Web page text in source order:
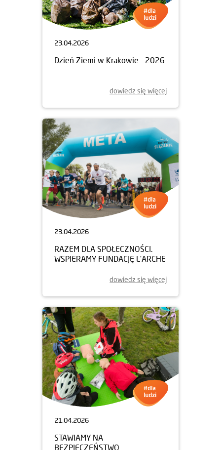
23.04.2026
Dzień Ziemi w Krakowie - 2026
dowiedz się więcej
23.04.2026
RAZEM DLA SPOŁECZNOŚCI.
WSPIERAMY FUNDACJĘ L’ARCHE
dowiedz się więcej
21.04.2026
STAWIAMY NA
BEZPIECZEŃSTWO